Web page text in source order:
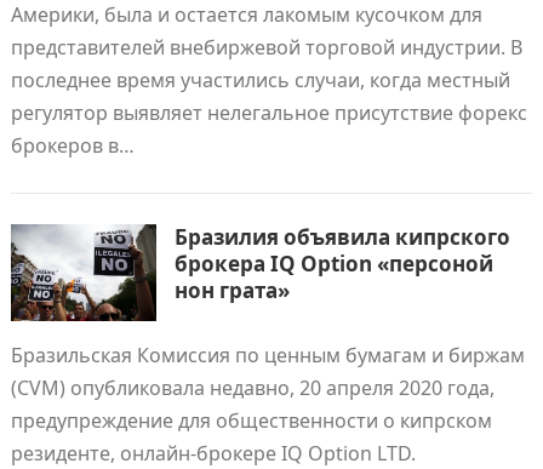
Америки, была и остается лакомым кусочком для
представителей внебиржевой торговой индустрии. В
последнее время участились случаи, когда местный
регулятор выявляет нелегальное присутствие форекс
брокеров в…
Бразилия объявила кипрского
брокера IQ Option «персоной
нон грата»
Бразильская Комиссия по ценным бумагам и биржам
(CVM) опубликовала недавно, 20 апреля 2020 года,
предупреждение для общественности о кипрском
резиденте, онлайн-брокере IQ Option LTD.